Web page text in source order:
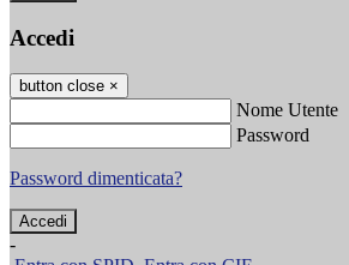
Accedi
button close ×
Nome Utente
Password
Password dimenticata?
-